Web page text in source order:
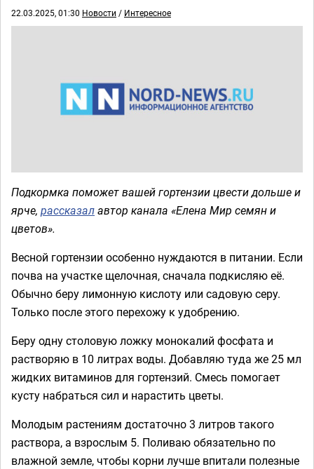
22.03.2025, 01:30 Новости / Интересное
Подкормка поможет вашей гортензии цвести дольше и
ярче, рассказалавтор канала «Елена Мир семян и
цветов».
Весной гортензии особенно нуждаются в питании. Если
почва на участке щелочная, сначала подкисляю её.
Обычно беру лимонную кислоту или садовую серу.
Только после этого перехожу к удобрению.
Беру одну столовую ложку монокалий фосфата и
растворяю в 10 литрах воды. Добавляю туда же 25 мл
жидких витаминов для гортензий. Смесь помогает
кусту набраться сил и нарастить цветы.
Молодым растениям достаточно 3 литров такого
раствора, а взрослым 5. Поливаю обязательно по
влажной земле, чтобы корни лучше впитали полезные